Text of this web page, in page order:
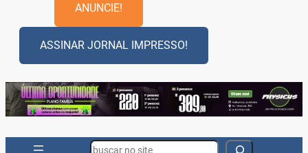
ANUNCIE!
ASSINAR JORNAL IMPRESSO!
Search